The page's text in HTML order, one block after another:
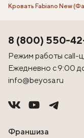
Кровать Fabiano New
8 (800) 550-
Режим работы call-
Ежедневно с 9:00
info@beyosa.ru
Франшиза